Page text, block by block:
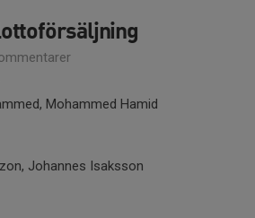
Mohammed Hamid
Johannes Isaksson